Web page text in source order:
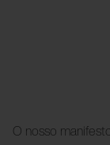
O nosso